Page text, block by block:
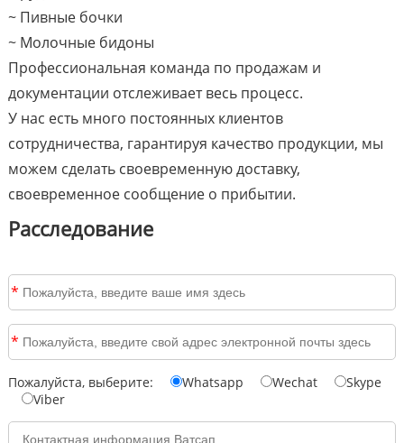
~ Пивные бочки
~ Молочные бидоны
Профессиональная команда по продажам и
документации отслеживает весь процесс.
У нас есть много постоянных клиентов
сотрудничества, гарантируя качество продукции, мы
можем сделать своевременную доставку,
своевременное сообщение о прибытии.
Расследование
*
*
Пожалуйста, выберите: Whatsapp Wechat
Skype
Viber